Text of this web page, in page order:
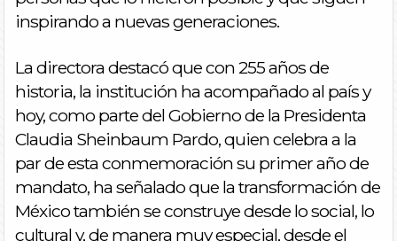
inspirando a nuevas generaciones.
La directora destacó que con 255 años de
historia, la institución ha acompañado al país y
hoy, como parte del Gobierno de la Presidenta
Claudia Sheinbaum Pardo, quien celebra a la
par de esta conmemoración su primer año de
mandato, ha señalado que la transformación de
México también se construye desde lo social, lo
cultural y, de manera muy especial, desde el